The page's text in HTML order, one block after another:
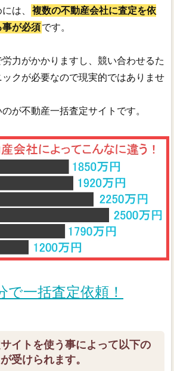
は、
複数の不動産会社に査定を依
事が必須です。
力がかかりますし、競い合わせるた
クが必要なので現実的ではありませ
が不動産一括査定サイトです。
で一括査定依頼！
イトを使う事によって以下の
受けられます。